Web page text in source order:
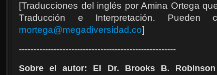
[Traducciones del inglés por Amina Ortega
Traducción e Interpretación.
mortega@megadiversidad.co]
------------------------------------------------------
Sobre el autor: El Dr. Brooks B. Robinson